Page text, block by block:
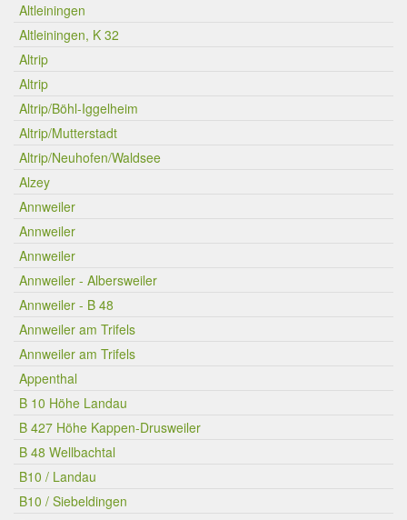
Altleiningen
Altleiningen, K 32
Altrip
Altrip
Altrip/Böhl-Iggelheim
Altrip/Mutterstadt
Altrip/Neuhofen/Waldsee
Alzey
Annweiler
Annweiler
Annweiler
Annweiler - Albersweiler
Annweiler - B 48
Annweiler am Trifels
Annweiler am Trifels
Appenthal
B 10 Höhe Landau
B 427 Höhe Kappen-Drusweiler
B 48 Wellbachtal
B10 / Landau
B10 / Siebeldingen